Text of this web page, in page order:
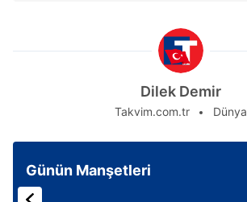
Dilek Demir
Takvim.com.tr Dünya
Günün Manşetleri